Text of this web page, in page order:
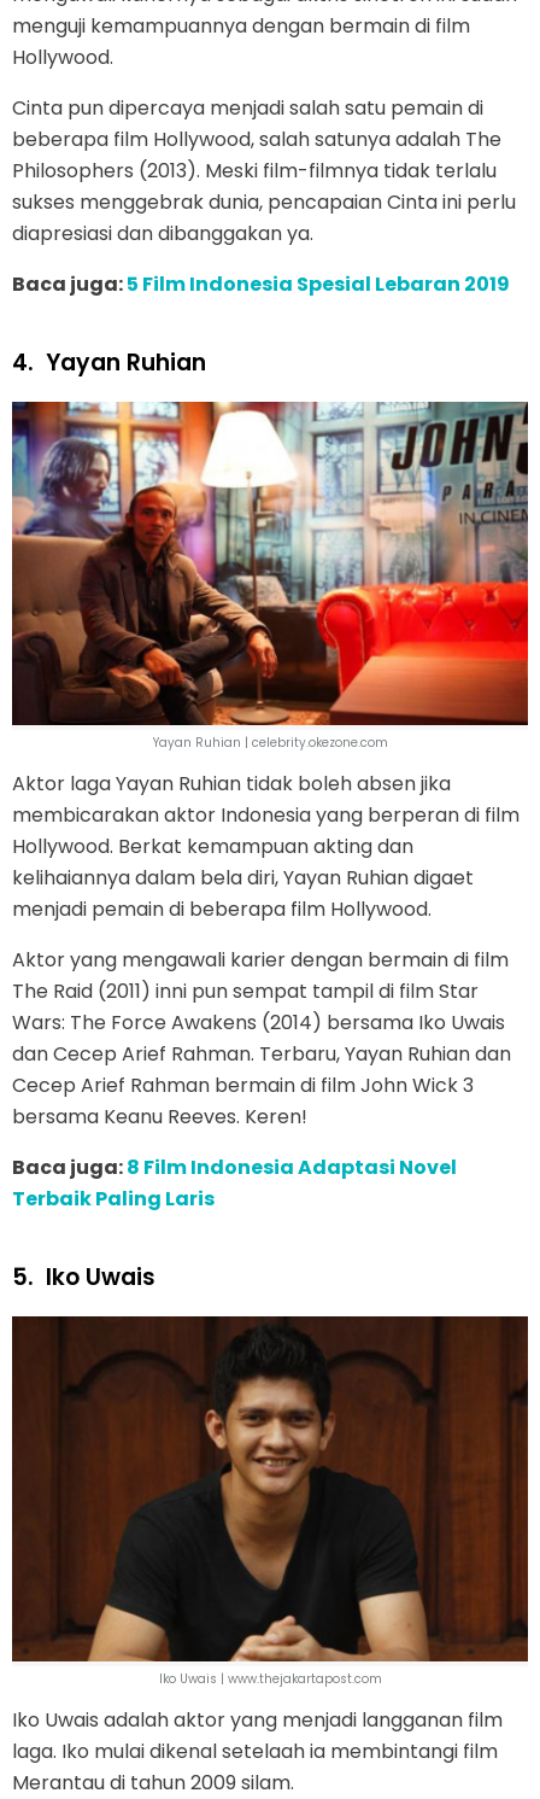
menguji kemampuannya dengan bermain di film
Hollywood.
Cinta pun dipercaya menjadi salah satu pemain di
beberapa film Hollywood, salah satunya adalah The
Philosophers (2013). Meski film-filmnya tidak terlalu
sukses menggebrak dunia, pencapaian Cinta ini perlu
diapresiasi dan dibanggakan ya.
Baca juga:5 Film Indonesia Spesial Lebaran 2019
4. Yayan Ruhian
Yayan Ruhian | celebrity.okezone.com
Aktor laga Yayan Ruhian tidak boleh absen jika
membicarakan aktor Indonesia yang berperan di film
Hollywood. Berkat kemampuan akting dan
kelihaiannya dalam bela diri, Yayan Ruhian digaet
menjadi pemain di beberapa film Hollywood.
Aktor yang mengawali karier dengan bermain di film
The Raid (2011) inni pun sempat tampil di film Star
Wars: The Force Awakens (2014) bersama Iko Uwais
dan Cecep Arief Rahman. Terbaru, Yayan Ruhian dan
Cecep Arief Rahman bermain di film John Wick 3
bersama Keanu Reeves. Keren!
Baca juga:8 Film Indonesia Adaptasi Novel
Terbaik Paling Laris
5. Iko Uwais
Iko Uwais | www.thejakartapost.com
Iko Uwais adalah aktor yang menjadi langganan film
laga. Iko mulai dikenal setelaah ia membintangi film
Merantau di tahun 2009 silam.